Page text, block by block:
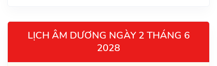
LỊCH ÂM DƯƠNG NGÀY 2 THÁNG 6
2028